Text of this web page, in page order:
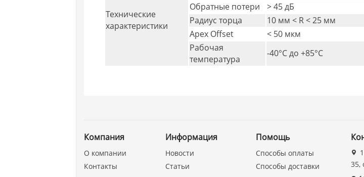
Технические
характеристики
Обратные потери
> 45 дБ
Радиус торца
10 мм < R < 25 мм
Apex Offset
< 50 мкм
Рабочая
температура
-40°C дo +85°C
Компания
О компании
Контакты
Информация
Новости
Статьи
Помощь
Способы оплаты
Способы доставки
35,